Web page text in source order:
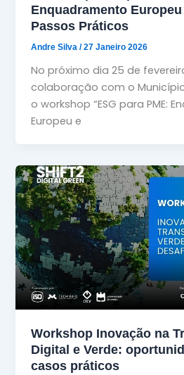
Enquadramento
Passos Práticos
Andre Silva/27 Janeiro 2026
No próximo dia 25 de
colaboração com o
o workshop “ESG para PME:
Europeu e
Workshop Inovação na
Digital e Verde:
casos práticos